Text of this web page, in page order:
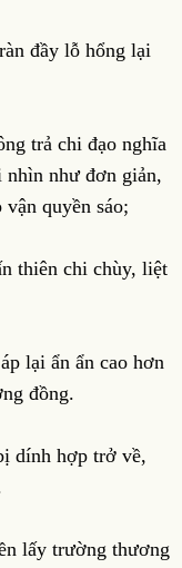
đầy lỗ hổng lại
trả chi đạo nghĩa
nhìn như đơn giản,
quyền sáo;
thiên chi chùy, liệt
lại ẩn ẩn cao hơn
đồng.
dính hợp trở về,
lấy trường thương